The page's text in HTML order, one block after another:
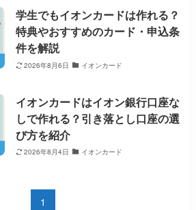
学生でもイオンカードは作れる？
特典やおすすめのカード・申込条
件を解説
2026年8月6日 イオンカード
イオンカードはイオン銀行口座な
しで作れる？引き落とし口座の選
び方を紹介
2026年8月4日 イオンカード
1